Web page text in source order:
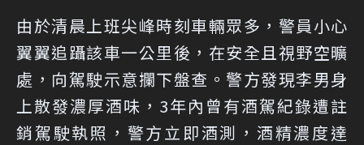
由於清晨上班尖峰時刻車輛眾多，警員小心
翼翼追躡該車一公里後，在安全且視野空曠
處，向駕駛示意攔下盤查。警方發現李男身
上散發濃厚酒味，3年內曾有酒駕紀錄遭註
銷駕駛執照，警方立即酒測，酒精濃度達